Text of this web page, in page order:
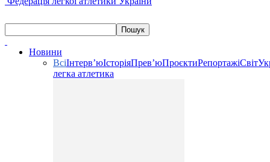
Новини
ВсіІнтерв’юІсторіяПрев’юПроєктиРепортажіСвіт
легка атлетика